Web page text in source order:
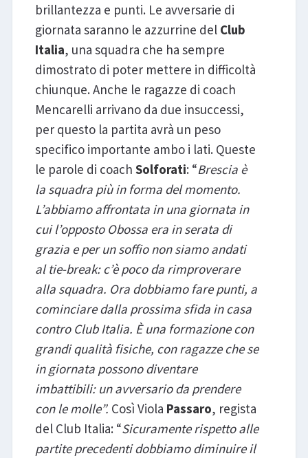
brillantezza e punti. Le avversarie di
giornata saranno le azzurrine delClub
Italia, una squadra che ha sempre
dimostrato di poter mettere in difficoltà
chiunque. Anche le ragazze di coach
Mencarelli arrivano da due insuccessi,
per questo la partita avrà un peso
specifico importante ambo i lati. Queste
le parole di coach Solforati: “Brescia è
la squadra più in forma del momento.
L’abbiamo affrontata in una giornata in
cui l’opposto Obossa era in serata di
grazia e per un soffio non siamo andati
al tie-break: c’è poco da rimproverare
alla squadra. Ora dobbiamo fare punti, a
cominciare dalla prossima sfida in casa
contro Club Italia. È una formazione con
grandi qualità fisiche, con ragazze che se
in giornata possono diventare
imbattibili: un avversario da prendere
con le molle”. Così Viola Passaro, regista
del Club Italia: “Sicuramente rispetto alle
partite precedenti dobbiamo diminuire il